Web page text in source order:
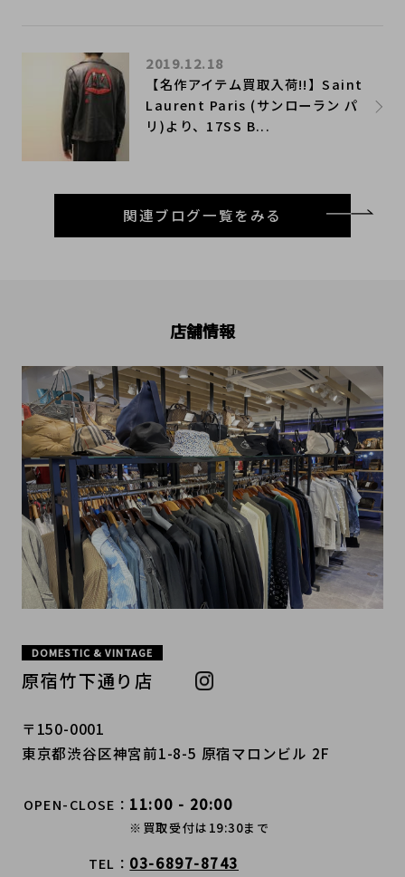
【名作アイテム買取入荷!!】Saint
Laurent Paris (サンローラン パ
リ)より、17SS B...
2019.12.18
関連ブログ一覧をみる
店舗情報
DOMESTIC & VINTAGE
原宿竹下通り店
〒150-0001
東京都渋谷区神宮前1-8-5 原宿マロンビル 2F
OPEN-CLOSE 11:00 - 20:00
※買取受付は19:30まで
TEL 03-6897-8743